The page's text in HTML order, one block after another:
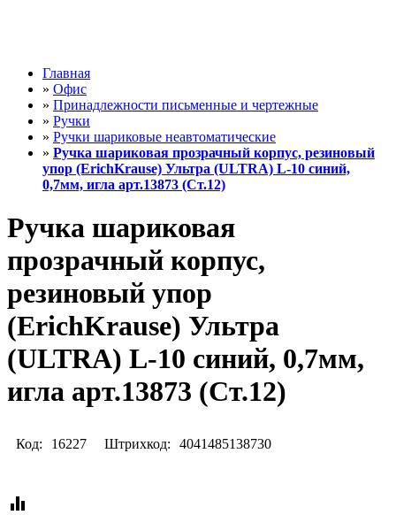
Главная
» Офис
» Принадлежности письменные и чертежные
» Ручки
» Ручки шариковые неавтоматические
» Ручка шариковая прозрачный корпус, резиновый
упор (ErichKrause) Ультра (ULTRA) L-10 синий,
0,7мм, игла арт.13873 (Ст.12)
Ручка шариковая
прозрачный корпус,
резиновый упор
(ErichKrause) Ультра
(ULTRA) L-10 синий, 0,7мм,
игла арт.13873 (Ст.12)
Код: 16227 Штрихкод: 4041485138730
equalizer